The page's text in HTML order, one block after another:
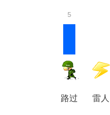
5
路过 雷人